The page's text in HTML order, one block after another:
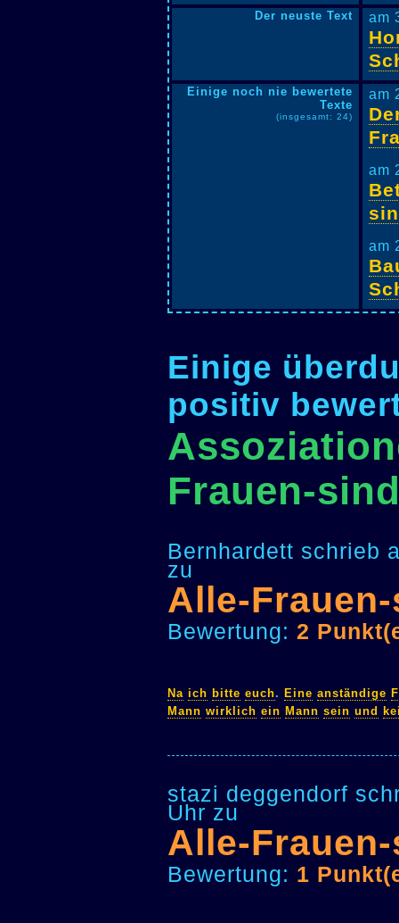
Der neuste Text am
Einige noch nie bewertete
Texte
(insgesamt: 24)
am
am
am
Einige
positiv
Frauen-
Bernhardett schrieb
zu
Alle-
Bewertung: 2
Na ich bitte euch. Eine anständige
Mann wirklich ein Mann sein und
stazi deggendorf
Uhr zu
Alle-
Bewertung: 1